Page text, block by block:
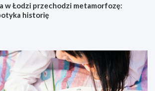
w Łodzi przechodzi metamorfozę:
historię